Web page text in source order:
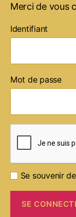
Merci de vous
Identifiant
Mot de passe
Se souvenir